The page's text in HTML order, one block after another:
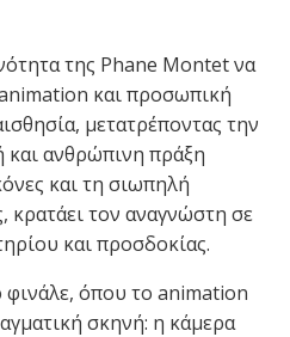
της Phane Montet να
και προσωπική
μετατρέποντας την
και ανθρώπινη πράξη
και τη σιωπηλή
κρατάει τον αναγνώστη σε
και προσδοκίας.
φινάλε, όπου το animation
σκηνή: η κάμερα